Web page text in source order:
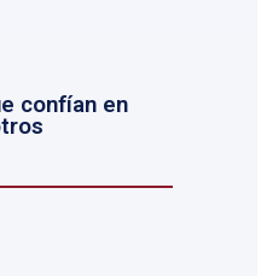
confían en